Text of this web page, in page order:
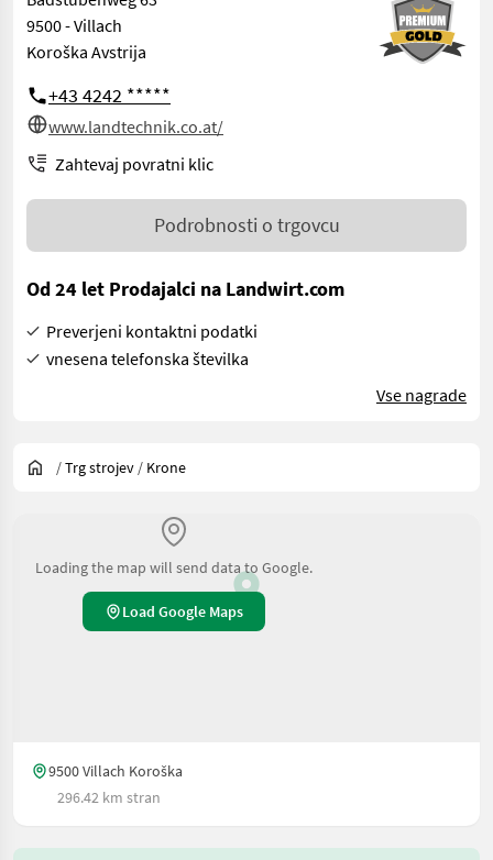
9500 - Villach
Koroška Avstrija
+43 4242 *****
www.landtechnik.co.at/
Zahtevaj povratni klic
Podrobnosti o trgovcu
Od 24 let Prodajalci na Landwirt.com
Preverjeni kontaktni podatki
vnesena telefonska številka
Vse nagrade
/Trg strojev / Krone
Loading the map will send data to Google.
Load Google Maps
9500 Villach Koroška
296.42 km stran